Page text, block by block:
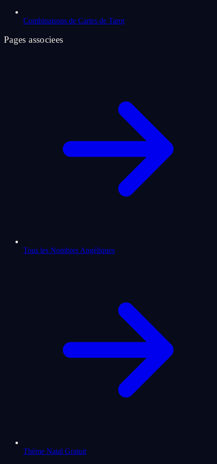
Combinaisons de Cartes de Tarot
Pages associees
Tous les Nombres Angéliques
Thème Natal Gratuit